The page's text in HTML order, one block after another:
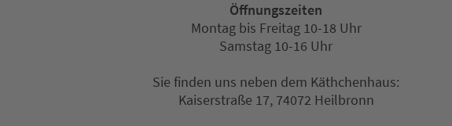
Öffnungszeiten
Montag bis Freitag 10-18 Uhr
Samstag 10-16 Uhr
Sie finden uns neben dem Käthchenhaus:
Kaiserstraße 17, 74072 Heilbronn